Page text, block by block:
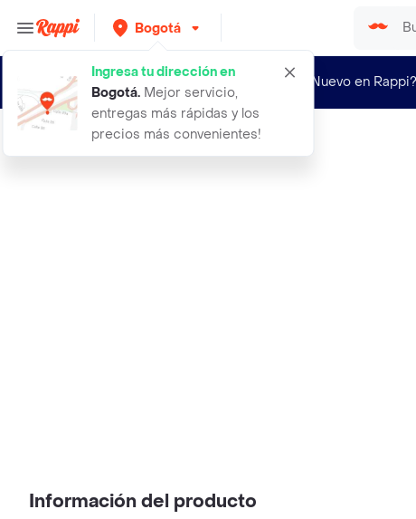
Bogotá
Ingresa tu dirección en
Bogotá. Mejor servicio,
entregas más rápidas y los
precios más convenientes!
¿Nuevo en Rappi?
18 notuerce botin nino
Información del producto